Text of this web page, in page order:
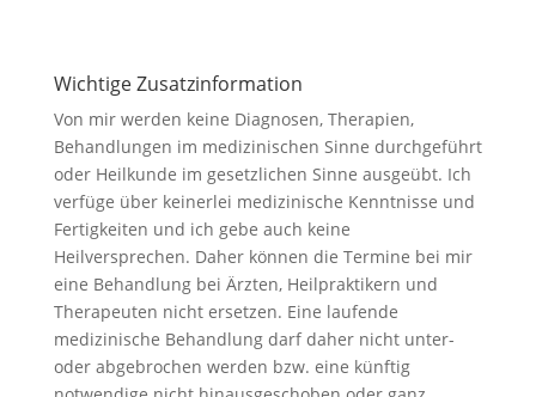
Wichtige Zusatzinformation
Von mir werden keine Diagnosen, Therapien,
Behandlungen im medizinischen Sinne durchgeführt
oder Heilkunde im gesetzlichen Sinne ausgeübt. Ich
verfüge über keinerlei medizinische Kenntnisse und
Fertigkeiten und ich gebe auch keine
Heilversprechen. Daher können die Termine bei mir
eine Behandlung bei Ärzten, Heilpraktikern und
Therapeuten nicht ersetzen. Eine laufende
medizinische Behandlung darf daher nicht unter-
oder abgebrochen werden bzw. eine künftig